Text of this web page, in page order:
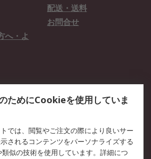
配送・送料
お問合せ
へ・よ
採用情報
ためにCookieを使用していま
では、閲覧やご注文の際により良いサー
されるコンテンツをパーソナライズする
似の技術を使用しています。詳細につ